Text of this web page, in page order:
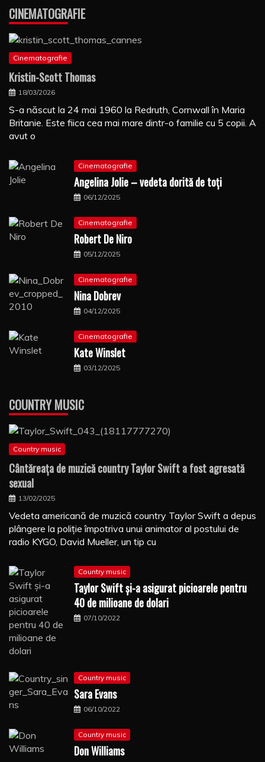
CINEMATOGRAFIE
Cinematografie
Kristin-Scott Thomas
18/03/2026
S-a născut la 24 mai 1960 la Redruth, Cornwall în Maria
Britanie. Este fiica cea mai mare dintr-o familie cu 5 copii. A
avut o
Cinematografie
Angelina Jolie – vedeta dorită de toți
06/12/2025
Cinematografie
Robert De Niro
05/12/2025
Cinematografie
Nina Dobrev
04/12/2025
Cinematografie
Kate Winslet
03/12/2025
COUNTRY MUSIC
Country music
Cântăreaţa de muzică country Taylor Swift a fost agresată
sexual
13/02/2025
Vedeta americană de muzică country Taylor Swift a depus
plângere la poliţie împotriva unui animator al postului de
radio KYGO, David Mueller, un tip cu
Country music
Taylor Swift şi-a asigurat picioarele pentru
40 de milioane de dolari
07/10/2022
Country music
Sara Evans
06/10/2022
Country music
Don Williams